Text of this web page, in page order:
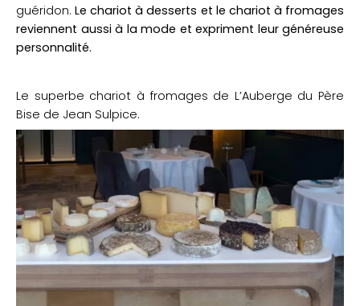
guéridon.Le chariot à desserts et le chariot à fromages
reviennent aussi à la mode et expriment leur généreuse
personnalité.
Le superbe chariot à fromages de L’Auberge du Père
Bise de Jean Sulpice.